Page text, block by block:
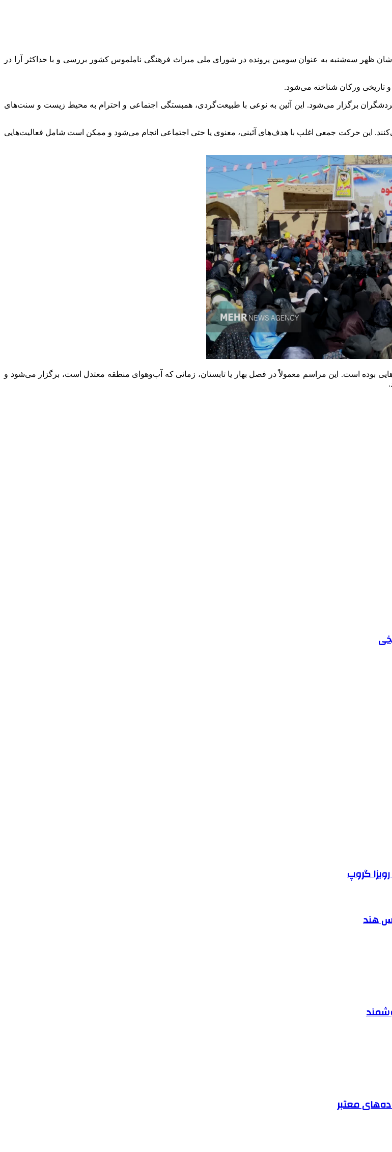
ظهر سه‌شنبه به عنوان سومین پرونده در شورای ملی میراث فرهنگی ناملموس کشور بررسی و با حداکثر آرا در
تاریخی ورکان شناخته می‌شود.
برگزار می‌شود. این آئین به نوعی با طبیعت‌گردی، همبستگی اجتماعی و احترام به محیط زیست و سنت‌های
این حرکت جمعی اغلب با هدف‌های آئینی، معنوی یا حتی اجتماعی انجام می‌شود و ممکن است شامل فعالیت‌هایی
بوده است. این مراسم معمولاً در فصل بهار یا تابستان، زمانی که آب‌وهوای منطقه معتدل است، برگزار می‌شود و
گروپ
‌هند
معتبر